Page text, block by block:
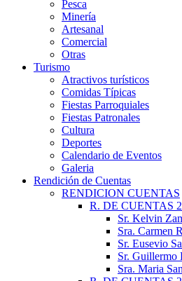
Pesca
Minería
Artesanal
Comercial
Otras
Turismo
Atractivos turísticos
Comidas Típicas
Fiestas Parroquiales
Fiestas Patronales
Cultura
Deportes
Calendario de Eventos
Galeria
Rendición de Cuentas
RENDICION CUENTAS
R. DE CUENTAS
Sr. Kelvin
Sra. Carmen
Sr. Eusevio
Sr. Guillermo
Sra. Maria